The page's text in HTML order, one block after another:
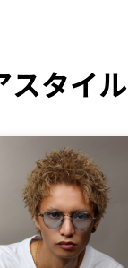
スタイル